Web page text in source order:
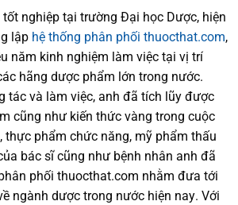
tốt nghiệp tại trường Đại học Dược, hiện
lập hệ thống phân phối thuocthat.com,
năm kinh nghiệm làm việc tại vị trí
hãng dược phẩm lớn trong nước.
tác và làm việc, anh đã tích lũy được
cũng như kiến thức vàng trong cuộc
thực phẩm chức năng, mỹ phẩm thấu
bác sĩcũng như bệnh nhân anh đã
phối thuocthat.com nhằm đưa tới
ngành dược trong nước hiện nay. Với